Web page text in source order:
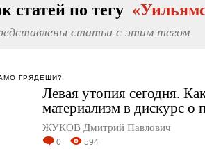
статей по тегу
статьи с этим тегом
ГРЯДЕШИ?
Левая утопия сегодня.
материализм в дискурс о
ЖУКОВ Дмитрий Павлович
0 594